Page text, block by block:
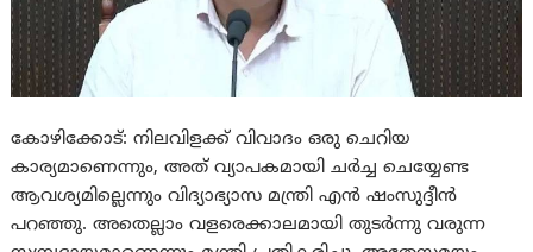
കോഴിക്കോട്: നിലവിളക്ക് വിവാദം ഒരു ചെറിയ
കാര്യമാണെന്നും, അത് വ്യാപകമായി ചര്‍ച്ച ചെയ്യേണ്ട
ആവശ്യമില്ലെന്നും വിദ്യാഭ്യാസ മന്ത്രി എന്‍ ഷംസുദ്ദീന്‍
പറഞ്ഞു. അതെല്ലാം വളരെക്കാലമായി തുടര്‍ന്നു വരുന്ന